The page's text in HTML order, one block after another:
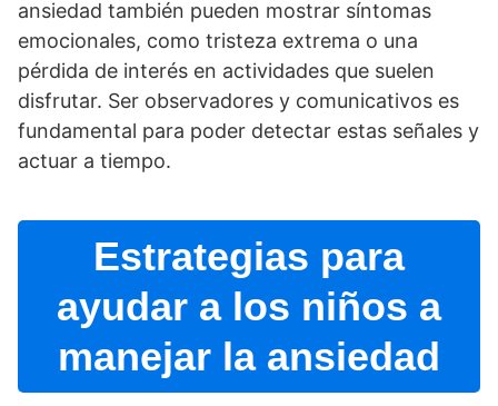
ansiedad también pueden mostrar sí­ntomas
emocionales, como tristeza extrema o una
pérdida de interés en actividades que suelen
disfrutar. Ser observadores y comunicativos es
fundamental para poder detectar estas señales y
actuar a tiempo.
Estrategias para
ayudar a los niños a
manejar la ansiedad